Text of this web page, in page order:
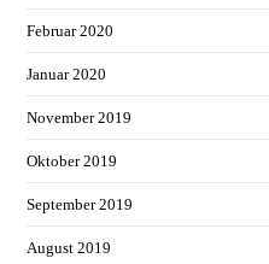
Februar 2020
Januar 2020
November 2019
Oktober 2019
September 2019
August 2019